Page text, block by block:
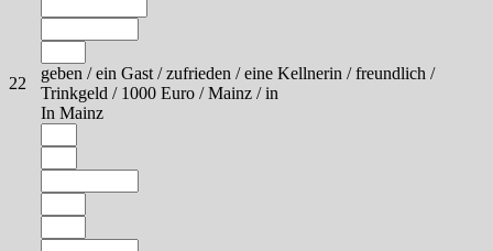
22
geben / ein Gast / zufrieden / eine Kellnerin / freundlich /
Trinkgeld / 1000 Euro / Mainz / in
In Mainz